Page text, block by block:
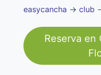
easycancha → club
Reserva en